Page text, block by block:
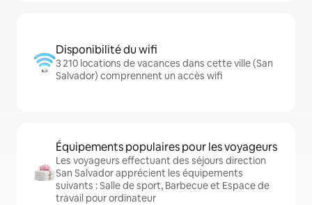
Disponibilité du wifi
3 210 locations de vacances dans cette ville (San
Salvador) comprennent un accès wifi
Équipements populaires pour les voyageurs
Les voyageurs effectuant des séjours direction
San Salvador apprécient les équipements
suivants : Salle de sport, Barbecue et Espace de
travail pour ordinateur